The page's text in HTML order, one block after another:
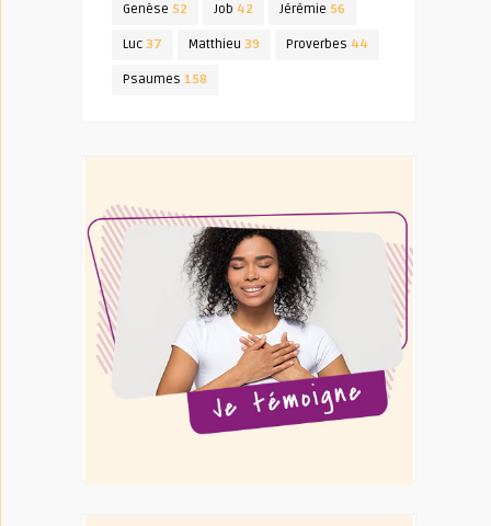
Genèse 52 Job 42 Jérémie 56
Luc 37 Matthieu 39 Proverbes 44
Psaumes 158